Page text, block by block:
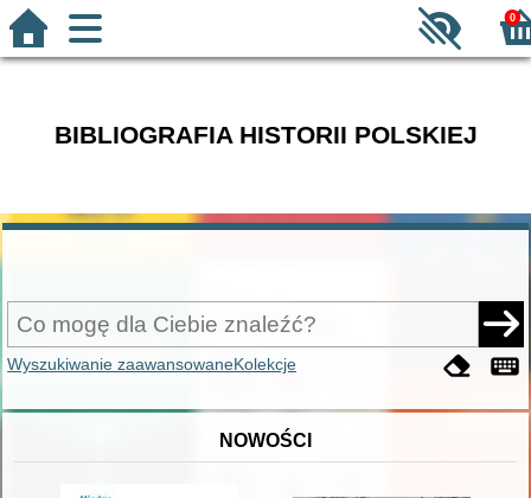
0
BIBLIOGRAFIA HISTORII POLSKIEJ
Wyszukiwanie zaawansowaneKolekcje
NOWOŚCI